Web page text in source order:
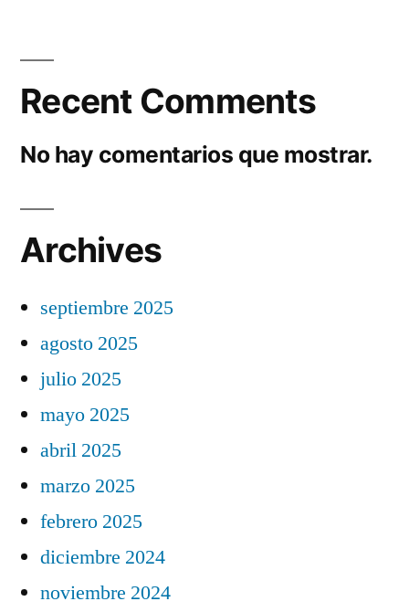
Recent Comments
No hay comentarios que mostrar.
Archives
septiembre 2025
agosto 2025
julio 2025
mayo 2025
abril 2025
marzo 2025
febrero 2025
diciembre 2024
noviembre 2024